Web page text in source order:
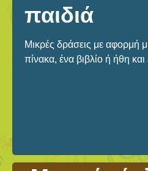
παιδιά
Μικρές δράσεις με αφορμή
πίνακα, ένα βιβλίο ή ήθη